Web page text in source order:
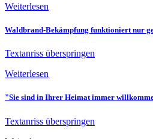
Weiterlesen
Waldbrand-Bekämpfung funktioniert nur
Textanriss überspringen
Weiterlesen
"Sie sind in Ihrer Heimat immer
Textanriss überspringen